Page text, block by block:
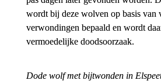
wordt bij deze wolven op basis van
verwondingen bepaald en wordt
vermoedelijke doodsoorzaak.
Dode wolf met bijtwonden in